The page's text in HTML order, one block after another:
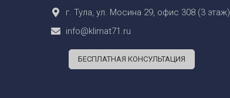
г. Тула, ул. Мосина 29, офис 308 (3 этаж)
info@klimat71.ru
БЕСПЛАТНАЯ КОНСУЛЬТАЦИЯ